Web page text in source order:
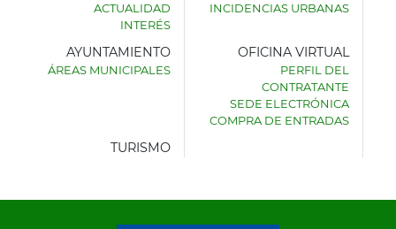
AYUNTAMIENTO
ACTUALIDAD
INTERÉS
INCIDENCIAS URBANAS
AYUNTAMIENTO
ÁREAS MUNICIPALES
OFICINA VIRTUAL
PERFIL DEL
CONTRATANTE
SEDE ELECTRÓNICA
COMPRA DE ENTRADAS
TURISMO